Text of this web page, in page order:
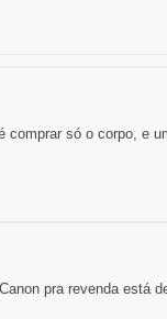
só o corpo, e
pra revenda está